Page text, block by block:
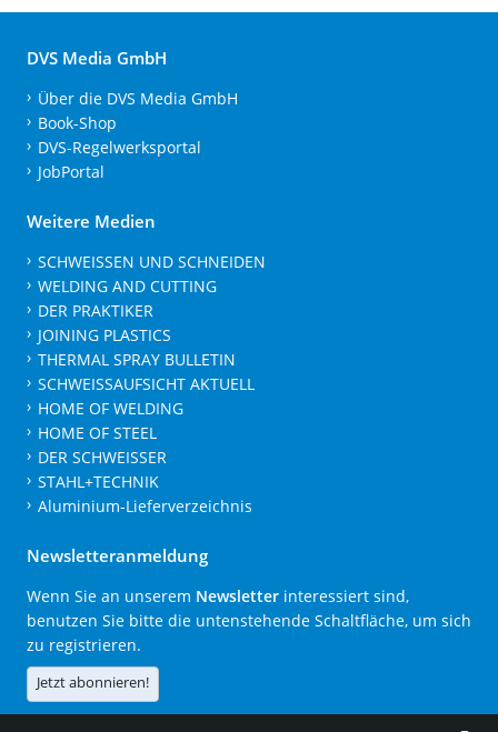
DVS Media GmbH
Über die DVS Media GmbH
Book-Shop
DVS-Regelwerksportal
JobPortal
Weitere Medien
SCHWEISSEN UND SCHNEIDEN
WELDING AND CUTTING
DER PRAKTIKER
JOINING PLASTICS
THERMAL SPRAY BULLETIN
SCHWEISSAUFSICHT AKTUELL
HOME OF WELDING
HOME OF STEEL
DER SCHWEISSER
STAHL+TECHNIK
Aluminium-Lieferverzeichnis
Newsletteranmeldung
Wenn Sie an unserem Newsletter interessiert sind,
benutzen Sie bitte die untenstehende Schaltfläche, um sich
zu registrieren.
Jetzt abonnieren!